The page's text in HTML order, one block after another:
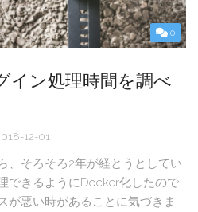
0
イン処理時間を調べ
12-01
、そろそろ2年が経とうとしてい
できるようにDocker化したので
が悪い時があることに気づきま